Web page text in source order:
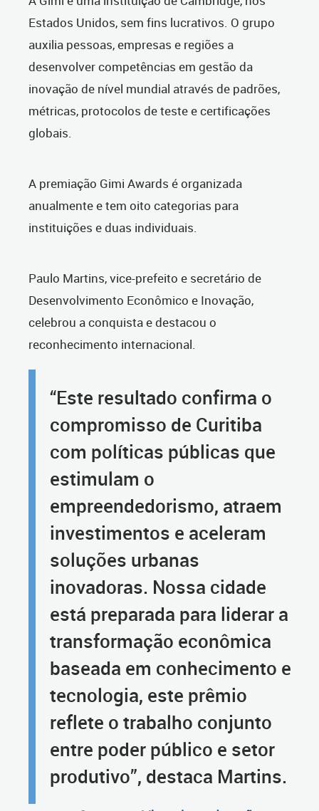
Estados Unidos, sem fins lucrativos. O grupo
auxilia pessoas, empresas e regiões a
desenvolver competências em gestão da
inovação de nível mundial através de padrões,
métricas, protocolos de teste e certificações
globais.
A premiação Gimi Awards é organizada
anualmente e tem oito categorias para
instituições e duas individuais.
Paulo Martins, vice-prefeito e secretário de
Desenvolvimento Econômico e Inovação,
celebrou a conquista e destacou o
reconhecimento internacional.
“Este resultado confirma o
compromisso de Curitiba
com políticas públicas que
estimulam o
empreendedorismo, atraem
investimentos e aceleram
soluções urbanas
inovadoras. Nossa cidade
está preparada para liderar a
transformação econômica
baseada em conhecimento e
tecnologia, este prêmio
reflete o trabalho conjunto
entre poder público e setor
produtivo”, destaca Martins.